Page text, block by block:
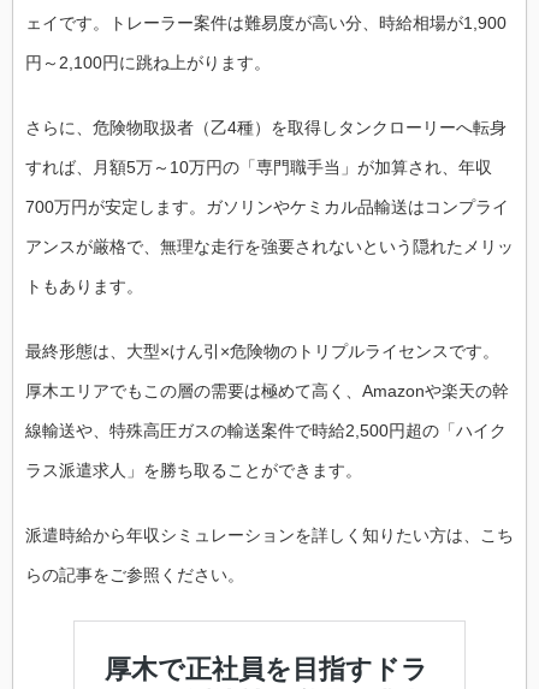
ェイです。トレーラー案件は難易度が高い分、時給相場が1,900
円～2,100円に跳ね上がります。
さらに、危険物取扱者（乙4種）を取得しタンクローリーへ転身
すれば、月額5万～10万円の「専門職手当」が加算され、年収
700万円が安定します。ガソリンやケミカル品輸送はコンプライ
アンスが厳格で、無理な走行を強要されないという隠れたメリッ
トもあります。
最終形態は、大型×けん引×危険物のトリプルライセンスです。
厚木エリアでもこの層の需要は極めて高く、Amazonや楽天の幹
線輸送や、特殊高圧ガスの輸送案件で時給2,500円超の「ハイク
ラス派遣求人」を勝ち取ることができます。
派遣時給から年収シミュレーションを詳しく知りたい方は、こち
らの記事をご参照ください。